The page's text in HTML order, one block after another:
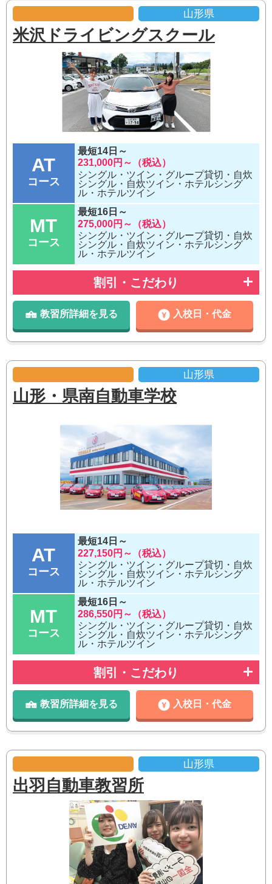
山形県
米沢ドライビングスクール
AT
コース
最短14日～
231,000円～（税込）
シングル・ツイン・グループ貸切・自炊
シングル・自炊ツイン・ホテルシング
ル・ホテルツイン
MT
コース
最短16日～
275,000円～（税込）
シングル・ツイン・グループ貸切・自炊
シングル・自炊ツイン・ホテルシング
ル・ホテルツイン
割引・こだわり
教習所詳細を見る 入校日・代金
山形県
山形・県南自動車学校
AT
コース
最短14日～
227,150円～（税込）
シングル・ツイン・グループ貸切・自炊
シングル・自炊ツイン・ホテルシング
ル・ホテルツイン
MT
コース
最短16日～
286,550円～（税込）
シングル・ツイン・グループ貸切・自炊
シングル・自炊ツイン・ホテルシング
ル・ホテルツイン
割引・こだわり
教習所詳細を見る 入校日・代金
山形県
出羽自動車教習所